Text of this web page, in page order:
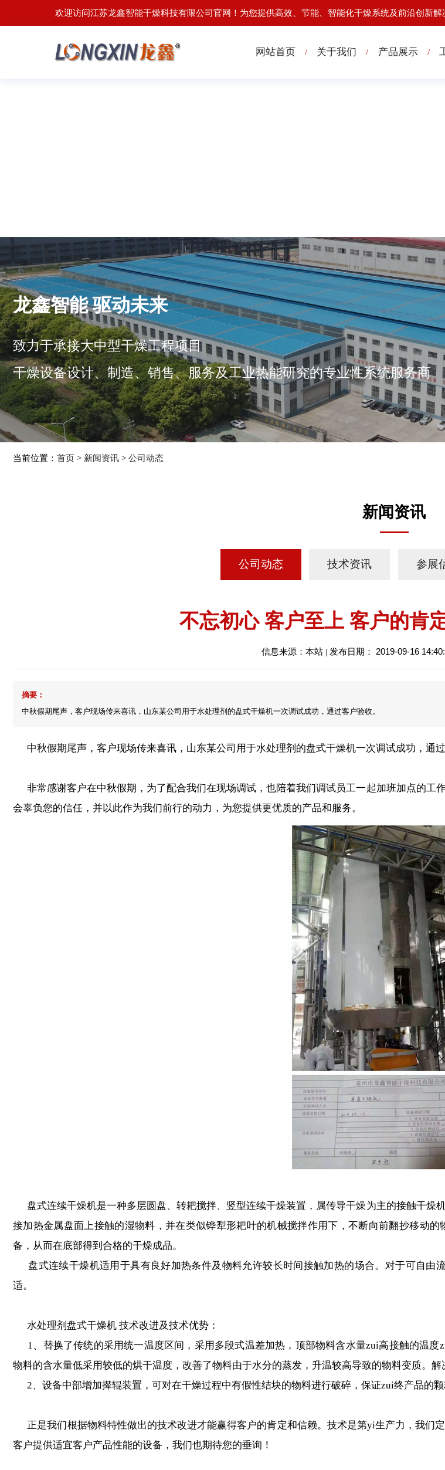
欢迎访问江苏龙鑫智能干燥科技有限公司官网！为您提供高效、节能、智能化干燥系统及前沿创新解
网站首页 / 关于我们 / 产品展示 /
龙鑫智能 驱动未来
致力于承接大中型干燥工程项目
干燥设备设计、制造、销售、服务及工业热能研究的专业性系统服务商
当前位置： 首页 > 新闻资讯 > 公司动态
新闻资讯
公司动态 技术资讯 参展
不忘初心 客户至上 客户的肯
信息来源：本站 | 发布日期： 2019-09-16
摘要：
中秋假期尾声，客户现场传来喜讯，山东某公司用于水处理剂的盘式干燥机一次调试成功，通过客户验收。
中秋假期尾声，客户现场传来喜讯，山东某公司用于水处理剂的盘式干燥机一次调试成功，通过
非常感谢客户在中秋假期，为了配合我们在现场调试，也陪着我们调试员工一起加班加点的工
会辜负您的信任，并以此作为我们前行的动力，为您提供更优质的产品和服务。
盘式连续干燥机是一种多层圆盘、转耙搅拌、竖型连续干燥装置，属传导干燥为主的接触干燥
接加热金属盘面上接触的湿物料，并在类似铧犁形耙叶的机械搅拌作用下，不断向前翻抄移动
备，从而在底部得到合格的干燥成品。
盘式连续干燥机适用于具有良好加热条件及物料允许较长时间接触加热的场合。对于可自由
适。
水处理剂盘式干燥机 技术改进及技术优势：
1、替换了传统的采用统一温度区间，采用多段式温差加热，顶部物料含水量zui高接触的温
物料的含水量低采用较低的烘干温度，改善了物料由于水分的蒸发，升温较高导致的物料变质。
2、设备中部增加撵辊装置，可对在干燥过程中有假性结块的物料进行破碎，保证zui终产品的颗
正是我们根据物料特性做出的技术改进才能赢得客户的肯定和信赖。技术是第yi生产力，我们
客户提供适宜客户产品性能的设备，我们也期待您的垂询！